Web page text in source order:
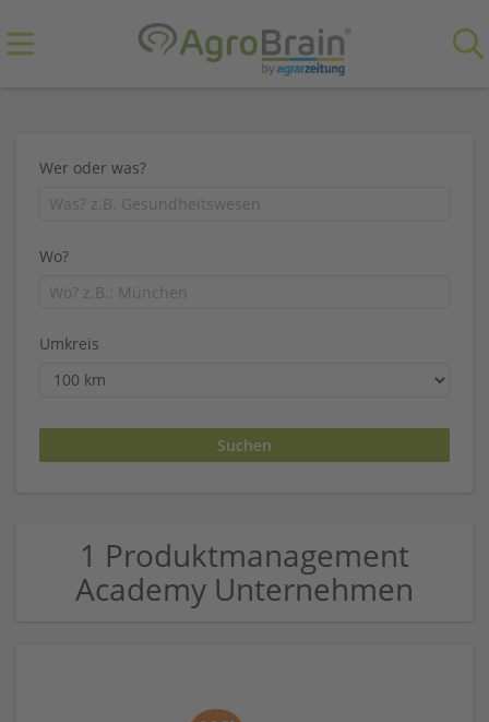
Wer oder was?
Wo?
Umkreis
1 Produktmanagement
Academy Unternehmen